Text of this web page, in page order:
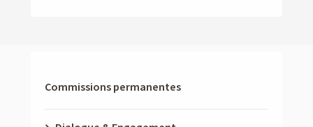
Commissions permanentes